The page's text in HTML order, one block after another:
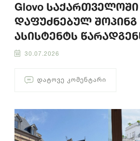
Glovo საქართველოში
დაფუძნებულ შოპინგ
ასისტენტს
30.07.2026
ᲓᲐᲢᲝᲕᲔ ᲙᲝᲛᲔᲜᲢᲐᲠᲘ